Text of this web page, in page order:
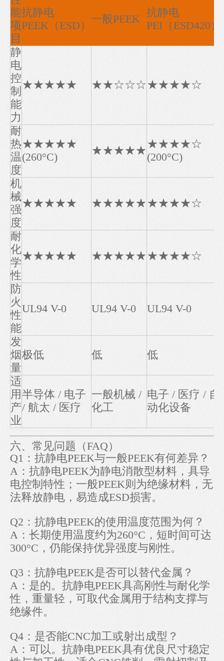
能
项
目
抗静电
PEEK（ESD）
一般PEEK
抗静电
PEI（ESD420）
静
电
控
制
能
力
★★★★★ ★★☆☆☆★★★★☆
耐
热
温
度
★★★★★
(260°C)
★★★★★
★★★★☆
(200°C)
机
械
强
度
★★★★★ ★★★★★★★★★☆
耐
化
学
性
★★★★★ ★★★★★★★★★☆
防
火
性
能
UL94 V-0 UL94 V-0 UL94 V-0
发
烟
量
极低 低 低
适
用
产
业
半导体 / 电子
/ 航太 / 医疗
一般机械 /
化工
电子 / 医疗 / 自
动化设备
六、常见问题（FAQ）
Q1：抗静电PEEK与一般PEEK有何差异？
A：抗静电PEEK为静电消散型材料，具导
电控制特性；一般PEEK则为绝缘材料，无
法释放静电，易造成ESD损害。
Q2：抗静电PEEK的使用温度范围为何？
A：长期使用温度约为260°C，短时间可达
300°C，仍能保持优异强度与刚性。
Q3：抗静电PEEK是否可以替代金属？
A：是的。抗静电PEEK具高刚性与耐化学
性，重量轻，可取代金属用于结构支撑与
绝缘件。
Q4：是否能CNC加工或射出成型？
A：可以。抗静电PEEK具有优良尺寸稳定